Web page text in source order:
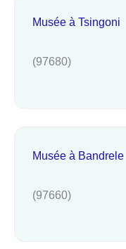
Musée à Tsingoni
(97680)
Musée à Bandrele
(97660)